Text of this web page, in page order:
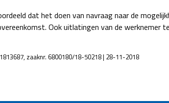
dat het doen van navraag naar de
Ook uitlatingen van de werknemer
zaaknr. 6800180/18-50218 | 28-11-2018